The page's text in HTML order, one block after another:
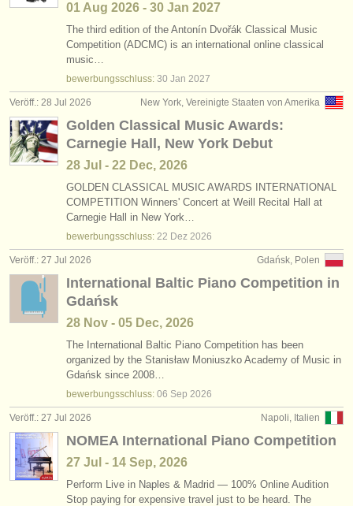
01 Aug 2026 - 30 Jan 2027
The third edition of the Antonín Dvořák Classical Music
Competition (ADCMC) is an international online classical
music…
bewerbungsschluss: 30 Jan 2027
New York, Vereinigte Staaten von Amerika
Veröff.: 28 Jul 2026
Golden Classical Music Awards:
Carnegie Hall, New York Debut
28 Jul - 22 Dec, 2026
GOLDEN CLASSICAL MUSIC AWARDS INTERNATIONAL
COMPETITION Winners' Concert at Weill Recital Hall at
Carnegie Hall in New York…
bewerbungsschluss: 22 Dez 2026
Gdańsk, Polen
Veröff.: 27 Jul 2026
International Baltic Piano Competition in
Gdańsk
28 Nov - 05 Dec, 2026
The International Baltic Piano Competition has been
organized by the Stanisław Moniuszko Academy of Music in
Gdańsk since 2008…
bewerbungsschluss: 06 Sep 2026
Napoli, Italien
Veröff.: 27 Jul 2026
NOMEA International Piano Competition
27 Jul - 14 Sep, 2026
Perform Live in Naples & Madrid — 100% Online Audition
Stop paying for expensive travel just to be heard. The